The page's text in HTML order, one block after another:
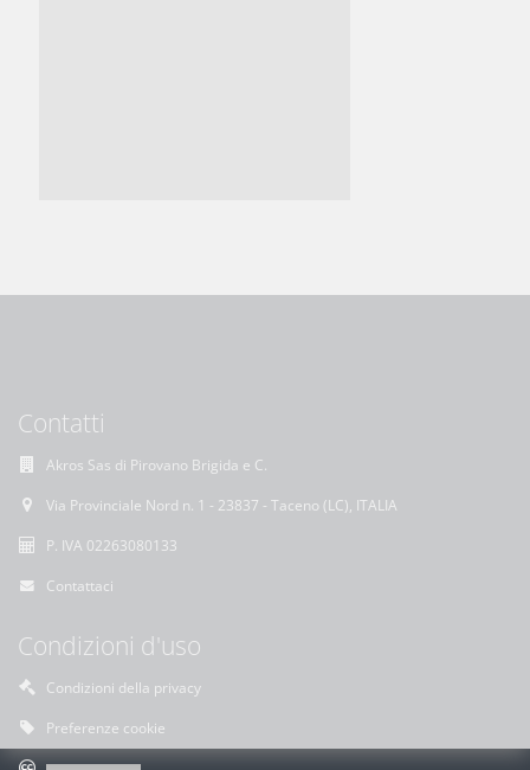
Contatti
Akros Sas di Pirovano Brigida e C.
Via Provinciale Nord n. 1 - 23837 - Taceno (LC), ITALIA
P. IVA 02263080133
Contattaci
Condizioni d'uso
Condizioni della privacy
Preferenze cookie